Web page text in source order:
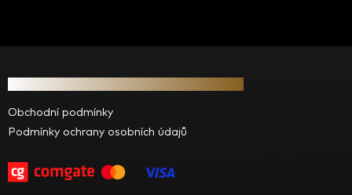
p
Obchodní podmínky
Podmínky ochrany osobních údajů